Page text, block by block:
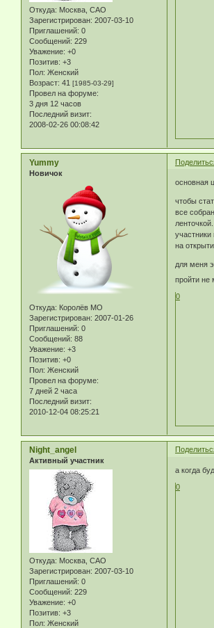
Откуда: Москва, САО
Зарегистрирован: 2007-03-10
Приглашений: 0
Сообщений: 229
Уважение: +0
Позитив: +3
Пол: Женский
Возраст: 41 [1985-03-29]
Провел на форуме:
3 дня 12 часов
Последний визит:
2008-02-26 00:08:42
Yummy
Новичок
Откуда: Королёв МО
Зарегистрирован: 2007-01-26
Приглашений: 0
Сообщений: 88
Уважение: +3
Позитив: +0
Пол: Женский
Провел на форуме:
7 дней 2 часа
Последний визит:
2010-12-04 08:25:21
основная
чтобы
все
ленточкой.
на
для меня
пройти не
0
Night_angel
Активный участник
Откуда: Москва, САО
Зарегистрирован: 2007-03-10
Приглашений: 0
Сообщений: 229
Уважение: +0
Позитив: +3
Пол: Женский
а когда
0